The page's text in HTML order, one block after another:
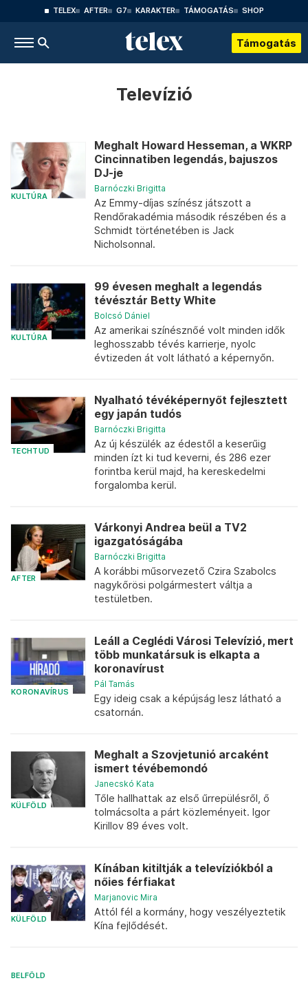
TELEX AFTER G7 KARAKTER TÁMOGATÁS SHOP
Támogatás
Televízió
KULTÚRA
Meghalt Howard Hesseman, a WKRP
Cincinnatiben legendás, bajuszos
DJ-je
Barnóczki Brigitta
Az Emmy-díjas színész játszott a
Rendőrakadémia második részében és a
Schmidt történetében is Jack
Nicholsonnal.
KULTÚRA
99 évesen meghalt a legendás
tévésztár Betty White
Bolcsó Dániel
Az amerikai színésznőé volt minden idők
leghosszabb tévés karrierje, nyolc
évtizeden át volt látható a képernyőn.
TECHTUD
Nyalható tévéképernyőt fejlesztett
egy japán tudós
Barnóczki Brigitta
Az új készülék az édestől a keserűig
minden ízt ki tud keverni, és 286 ezer
forintba kerül majd, ha kereskedelmi
forgalomba kerül.
AFTER
Várkonyi Andrea beül a TV2
igazgatóságába
Barnóczki Brigitta
A korábbi műsorvezető Czira Szabolcs
nagykőrösi polgármestert váltja a
testületben.
KORONAVÍRUS
Leáll a Ceglédi Városi Televízió, mert
több munkatársuk is elkapta a
koronavírust
Pál Tamás
Egy ideig csak a képújság lesz látható a
csatornán.
KÜLFÖLD
Meghalt a Szovjetunió arcaként
ismert tévébemondó
Janecskó Kata
Tőle hallhattak az első űrrepülésről, ő
tolmácsolta a párt közleményeit. Igor
Kirillov 89 éves volt.
KÜLFÖLD
Kínában kitiltják a televíziókból a
nőies férfiakat
Marjanovic Mira
Attól fél a kormány, hogy veszélyeztetik
Kína fejlődését.
BELFÖLD